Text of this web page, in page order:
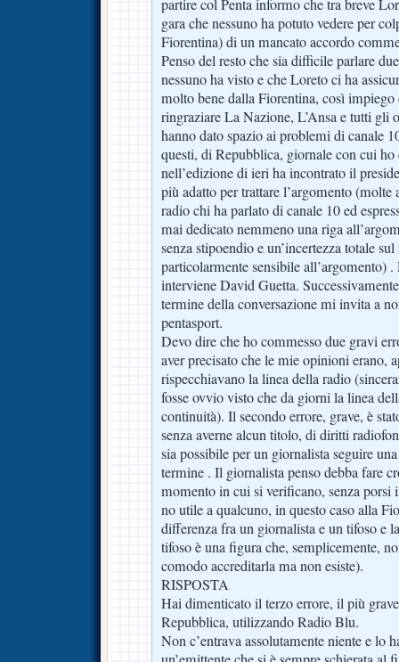
partire col Penta informo che tra breve
gara che nessuno ha potuto vedere per
Fiorentina) di un mancato accordo
Penso del resto che sia difficile parlare
nessuno ha visto e che Loreto ci ha
molto bene dalla Fiorentina, così
ringraziare La Nazione, L’Ansa e tutti gli
hanno dato spazio ai problemi di canale
questi, di Repubblica, giornale con cui ho
nell’edizione di ieri ha incontrato il
più adatto per trattare l’argomento
radio chi ha parlato di canale 10 ed
mai dedicato nemmeno una riga
senza stipoendio e un’incertezza totale
particolarmente sensibile all’argomento)
interviene David Guetta.
termine della conversazione mi invita a
pentasport.
Devo dire che ho commesso due gravi
aver precisato che le mie opinioni erano,
rispecchiavano la linea della radio
fosse ovvio visto che da giorni la linea
continuità). Il secondo errore, grave, è
senza averne alcun titolo, di diritti
sia possibile per un giornalista seguire
termine . Il giornalista penso debba fare
momento in cui si verificano, senza porsi
no utile a qualcuno, in questo caso alla
differenza fra un giornalista e un tifoso e
tifoso è una figura che, semplicemente,
comodo accreditarla ma non esiste).
RISPOSTA
Hai dimenticato il terzo errore, il più
Repubblica, utilizzando Radio Blu.
Non c’entrava assolutamente niente e lo